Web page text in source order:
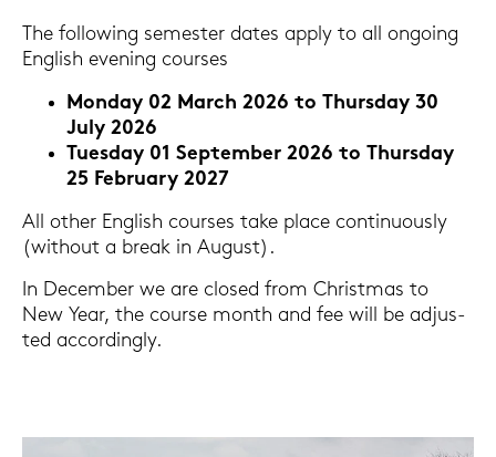
The fol­lo­wing se­mes­ter dates apply to all on­go­ing
Eng­lish evening cour­ses
Mon­day 02 March 2026 to Thurs­day 30
July 2026
Tu­es­day 01 Sep­tem­ber 2026 to Thurs­day
25 Fe­bru­ary 2027
All other Eng­lish cour­ses take place con­ti­nuous­ly
(wit­hout a break in Au­gust).
In Decem­ber we are clo­sed from Christ­mas to
New Year, the cour­se month and fee will be ad­jus­
ted ac­cor­din­gly.